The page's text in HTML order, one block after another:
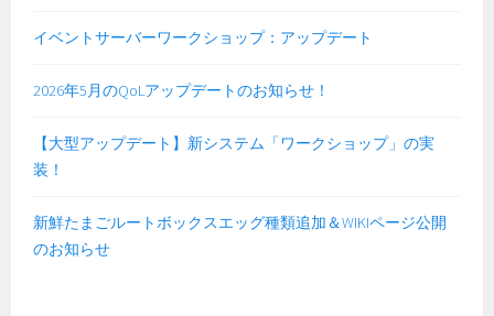
イベントサーバーワークショップ：アップデート
2026年5月のQoLアップデートのお知らせ！
【大型アップデート】新システム「ワークショップ」の実
装！
新鮮たまごルートボックスエッグ種類追加＆WIKIページ公開
のお知らせ